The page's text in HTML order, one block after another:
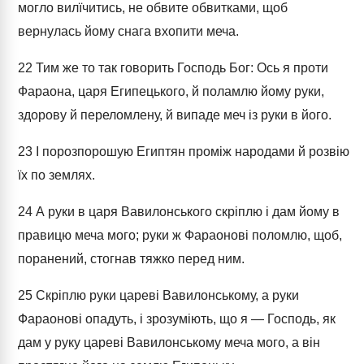
могло вилїчитись, не обвите обвитками, щоб
вернулась йому снага вхопити меча.
22 Тим же то так говорить Господь Бог: Ось я проти
Фараона, царя Египецького, й поламлю йому руки,
здорову й переломлену, й випаде меч із руки в його.
23 І порозпорошую Египтян проміж народами й розвію
їх по землях.
24 А руки в царя Вавилонського скріплю і дам йому в
правицю меча мого; руки ж Фараонові поломлю, щоб,
поранений, стогнав тяжко перед ним.
25 Скріплю руки цареві Вавилонському, а руки
Фараонові опадуть, і зрозуміють, що я — Господь, як
дам у руку цареві Вавилонському меча мого, а він